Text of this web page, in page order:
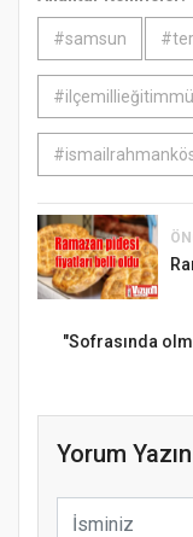
#samsun
"Sofrasında
Yorum Yazın